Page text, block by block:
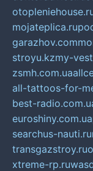
mojateplica.ru
garazhov.com
stroyu.kzmy-
zsmh.com.ua
all-tattoos-for-
best-
euroshiny.com.ua
searchus-nauti.ru
transgazstroy.ru
xtreme-rp.ru